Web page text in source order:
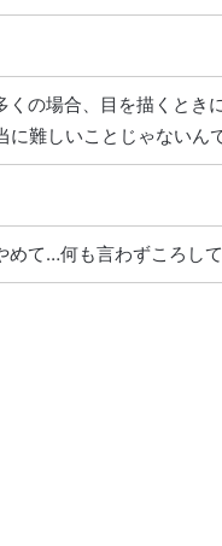
くの場合、目を描くとき
に難しいことじゃないん
めて…何も言わずころし